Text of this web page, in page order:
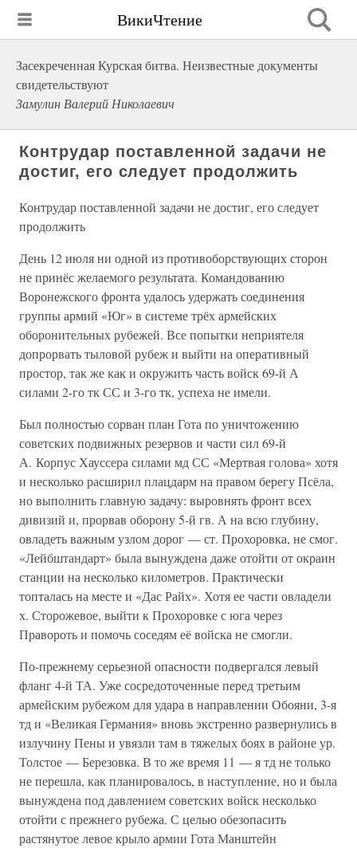
ВикиЧтение
Засекреченная Курская битва. Неизвестные документы
свидетельствуют
Замулин Валерий Николаевич
Контрудар поставленной задачи не
достиг, его следует продолжить
Контрудар поставленной задачи не достиг, его следует
продолжить
День 12 июля ни одной из противоборствующих сторон
не принёс желаемого результата. Командованию
Воронежского фронта удалось удержать соединения
группы армий «Юг» в системе трёх армейских
оборонительных рубежей. Все попытки неприятеля
допрорвать тыловой рубеж и выйти на оперативный
простор, так же как и окружить часть войск 69-й А
силами 2-го тк СС и 3-го тк, успеха не имели.
Был полностью сорван план Гота по уничтожению
советских подвижных резервов и части сил 69-й
А. Корпус Хауссера силами мд СС «Мертвая голова» хотя
и несколько расширил плацдарм на правом берегу Псёла,
но выполнить главную задачу: выровнять фронт всех
дивизий и, прорвав оборону 5-й гв. А на всю глубину,
овладеть важным узлом дорог — ст. Прохоровка, не смог.
«Лейбштандарт» была вынуждена даже отойти от окраин
станции на несколько километров. Практически
топталась на месте и «Дас Райх». Хотя ее части овладели
х. Сторожевое, выйти к Прохоровке с юга через
Правороть и помочь соседям её войска не смогли.
По-прежнему серьезной опасности подвергался левый
фланг 4-й ТА. Уже сосредоточенные перед третьим
армейским рубежом для удара в направлении Обояни, 3-я
тд и «Великая Германия» вновь экстренно развернулись в
излучину Пены и увязли там в тяжелых боях в районе ур.
Толстое — Березовка. В то же время 11 — я тд не только
не перешла, как планировалось, в наступление, но и была
вынуждена под давлением советских войск несколько
отойти с прежнего рубежа. С целью обезопасить
растянутое левое крыло армии Гота Манштейн